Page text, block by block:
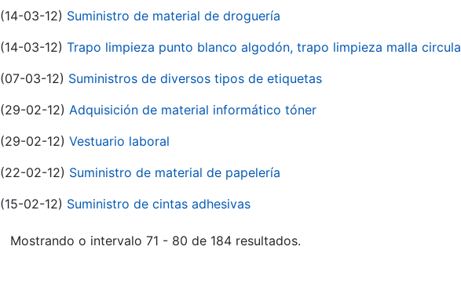
(14-03-12) Suministro de material de droguería
(14-03-12) Trapo limpieza punto blanco algodón, trapo limpieza malla
(07-03-12) Suministros de diversos tipos de etiquetas
(29-02-12) Adquisición de material informático tóner
(29-02-12) Vestuario laboral
(22-02-12) Suministro de material de papelería
(15-02-12) Suministro de cintas adhesivas
Mostrando o intervalo 71 - 80 de 184 resultados.